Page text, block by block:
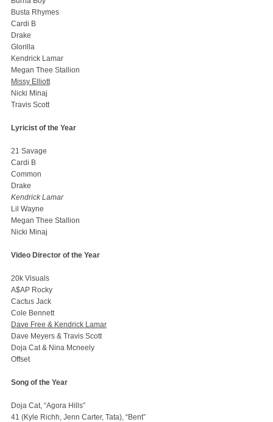
Busta Rhymes
Cardi B
Drake
Glorilla
Kendrick Lamar
Megan Thee Stallion
Missy Elliott
Nicki Minaj
Travis Scott
Lyricist of the Year
21 Savage
Cardi B
Common
Drake
Kendrick Lamar
Lil Wayne
Megan Thee Stallion
Nicki Minaj
Video Director of the Year
20k Visuals
A$AP Rocky
Cactus Jack
Cole Bennett
Dave Free & Kendrick Lamar
Dave Meyers & Travis Scott
Doja Cat & Nina Mcneely
Offset
Song of the Year
Doja Cat, “Agora Hills”
41 (Kyle Richh, Jenn Carter, Tata), “Bent”